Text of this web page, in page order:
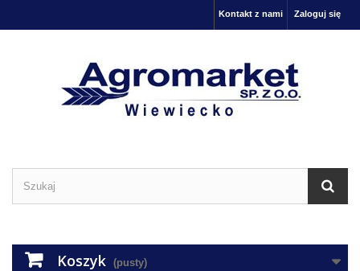
Zaloguj się
Kontakt z nami
Koszyk (pusty)